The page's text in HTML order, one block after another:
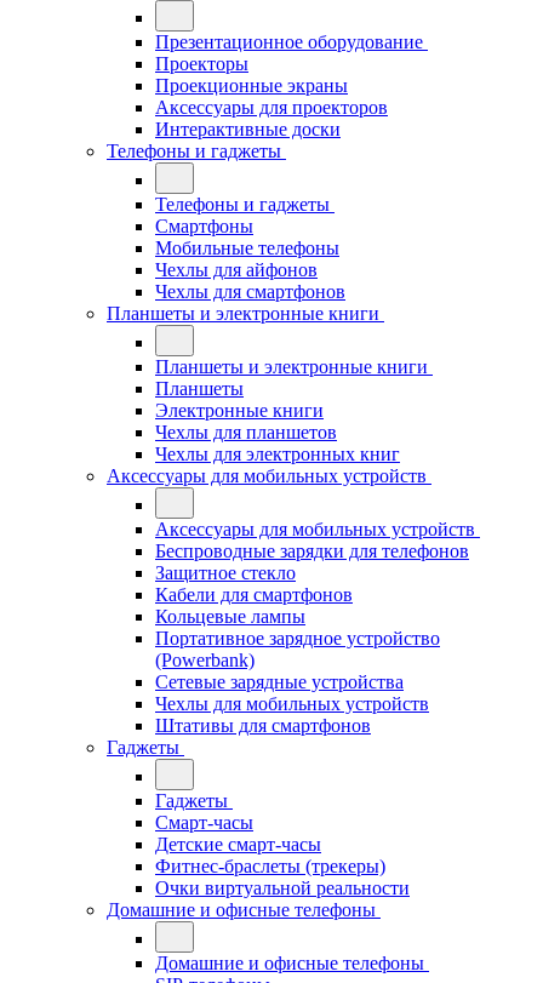
Презентационное оборудование
Проекторы
Проекционные экраны
Аксессуары для проекторов
Интерактивные доски
Телефоны и гаджеты
Телефоны и гаджеты
Смартфоны
Мобильные телефоны
Чехлы для айфонов
Чехлы для смартфонов
Планшеты и электронные книги
Планшеты и электронные книги
Планшеты
Электронные книги
Чехлы для планшетов
Чехлы для электронных книг
Аксессуары для мобильных устройств
Аксессуары для мобильных устройств
Беспроводные зарядки для телефонов
Защитное стекло
Кабели для смартфонов
Кольцевые лампы
Портативное зарядное устройство
(Powerbank)
Сетевые зарядные устройства
Чехлы для мобильных устройств
Штативы для смартфонов
Гаджеты
Гаджеты
Смарт-часы
Детские смарт-часы
Фитнес-браслеты (трекеры)
Очки виртуальной реальности
Домашние и офисные телефоны
Домашние и офисные телефоны